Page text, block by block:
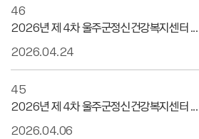
46
2026년 제 4차 울주군정신건강복지센터 ...
2026.04.24
45
2026년 제 4차 울주군정신건강복지센터 ...
2026.04.06